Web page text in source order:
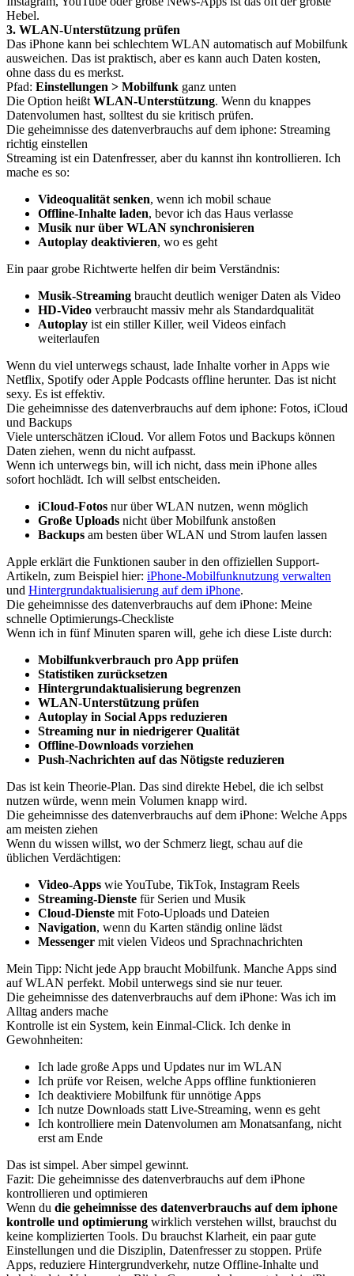
Hebel.
3. WLAN-Unterstützung prüfen
Das iPhone kann bei schlechtem WLAN automatisch auf Mobilfunk
ausweichen. Das ist praktisch, aber es kann auch Daten kosten,
ohne dass du es merkst.
Pfad: Einstellungen > Mobilfunk ganz unten
Die Option heißt WLAN-Unterstützung. Wenn du knappes
Datenvolumen hast, solltest du sie kritisch prüfen.
Die geheimnisse des datenverbrauchs auf dem iphone: Streaming
richtig einstellen
Streaming ist ein Datenfresser, aber du kannst ihn kontrollieren. Ich
mache es so:
Videoqualität senken, wenn ich mobil schaue
Offline-Inhalte laden, bevor ich das Haus verlasse
Musik nur über WLAN synchronisieren
Autoplay deaktivieren, wo es geht
Ein paar grobe Richtwerte helfen dir beim Verständnis:
Musik-Streaming braucht deutlich weniger Daten als Video
HD-Video verbraucht massiv mehr als Standardqualität
Autoplay ist ein stiller Killer, weil Videos einfach
weiterlaufen
Wenn du viel unterwegs schaust, lade Inhalte vorher in Apps wie
Netflix, Spotify oder Apple Podcasts offline herunter. Das ist nicht
sexy. Es ist effektiv.
Die geheimnisse des datenverbrauchs auf dem iphone: Fotos, iCloud
und Backups
Viele unterschätzen iCloud. Vor allem Fotos und Backups können
Daten ziehen, wenn du nicht aufpasst.
Wenn ich unterwegs bin, will ich nicht, dass mein iPhone alles
sofort hochlädt. Ich will selbst entscheiden.
iCloud-Fotos nur über WLAN nutzen, wenn möglich
Große Uploads nicht über Mobilfunk anstoßen
Backups am besten über WLAN und Strom laufen lassen
Apple erklärt die Funktionen sauber in den offiziellen Support-
Artikeln, zum Beispiel hier: iPhone-Mobilfunknutzung verwalten
und Hintergrundaktualisierung auf dem iPhone.
Die geheimnisse des datenverbrauchs auf dem iPhone: Meine
schnelle Optimierungs-Checkliste
Wenn ich in fünf Minuten sparen will, gehe ich diese Liste durch:
Mobilfunkverbrauch pro App prüfen
Statistiken zurücksetzen
Hintergrundaktualisierung begrenzen
WLAN-Unterstützung prüfen
Autoplay in Social Apps reduzieren
Streaming nur in niedrigerer Qualität
Offline-Downloads vorziehen
Push-Nachrichten auf das Nötigste reduzieren
Das ist kein Theorie-Plan. Das sind direkte Hebel, die ich selbst
nutzen würde, wenn mein Volumen knapp wird.
Die geheimnisse des datenverbrauchs auf dem iPhone: Welche Apps
am meisten ziehen
Wenn du wissen willst, wo der Schmerz liegt, schau auf die
üblichen Verdächtigen:
Video-Apps wie YouTube, TikTok, Instagram Reels
Streaming-Dienste für Serien und Musik
Cloud-Dienste mit Foto-Uploads und Dateien
Navigation, wenn du Karten ständig online lädst
Messenger mit vielen Videos und Sprachnachrichten
Mein Tipp: Nicht jede App braucht Mobilfunk. Manche Apps sind
auf WLAN perfekt. Mobil unterwegs sind sie nur teuer.
Die geheimnisse des datenverbrauchs auf dem iPhone: Was ich im
Alltag anders mache
Kontrolle ist ein System, kein Einmal-Click. Ich denke in
Gewohnheiten:
Ich lade große Apps und Updates nur im WLAN
Ich prüfe vor Reisen, welche Apps offline funktionieren
Ich deaktiviere Mobilfunk für unnötige Apps
Ich nutze Downloads statt Live-Streaming, wenn es geht
Ich kontrolliere mein Datenvolumen am Monatsanfang, nicht
erst am Ende
Das ist simpel. Aber simpel gewinnt.
Fazit: Die geheimnisse des datenverbrauchs auf dem iPhone
kontrollieren und optimieren
Wenn du die geheimnisse des datenverbrauchs auf dem iphone
kontrolle und optimierung wirklich verstehen willst, brauchst du
keine komplizierten Tools. Du brauchst Klarheit, ein paar gute
Einstellungen und die Disziplin, Datenfresser zu stoppen. Prüfe
Apps, reduziere Hintergrundverkehr, nutze Offline-Inhalte und